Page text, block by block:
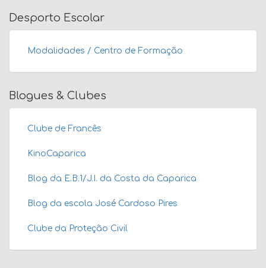
Desporto Escolar
Modalidades / Centro de Formação
Blogues & Clubes
Clube de Francês
KinoCaparica
Blog da E.B.1/J.I. da Costa da Caparica
Blog da escola José Cardoso Pires
Clube da Proteção Civil